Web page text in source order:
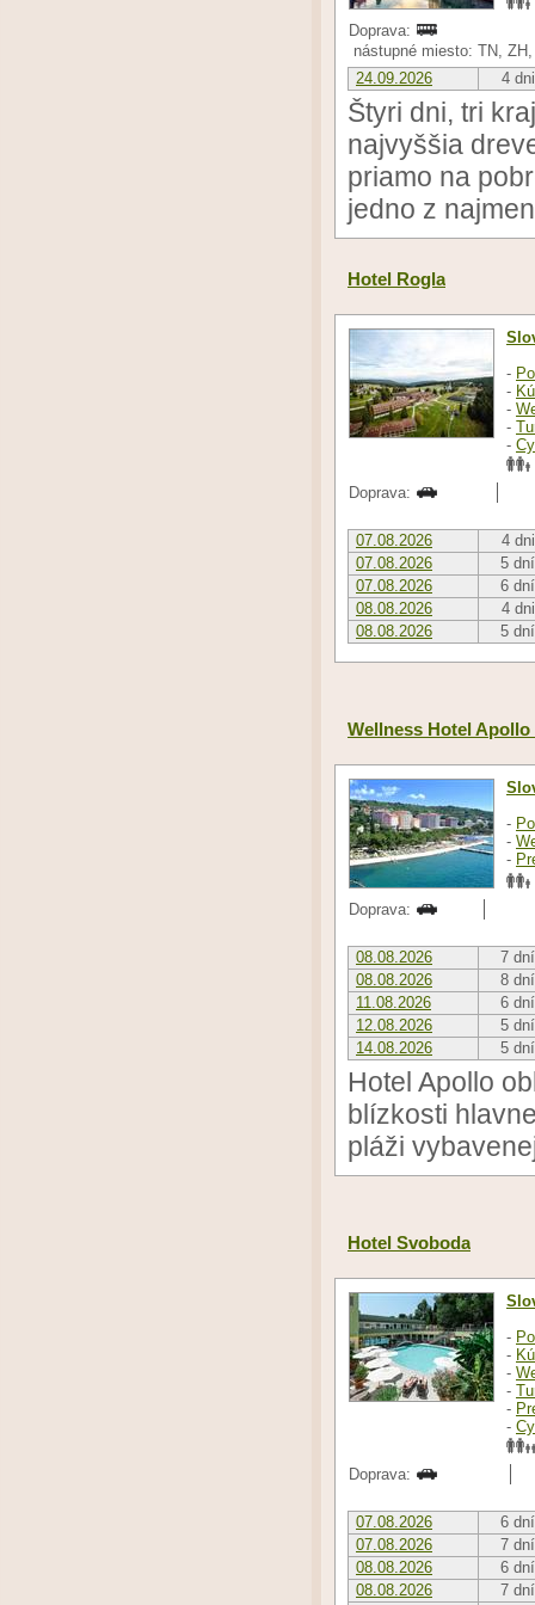
Doprava:
nástupné miesto: TN,
24.09.2026
4 dni
Štyri dni, tri
najvyššia
priamo na
jedno z
Hotel Rogla
-
-
-
-
-
Doprava:
07.08.2026
4 dni
07.08.2026
5 dní
07.08.2026
6 dní
08.08.2026
4 dni
08.08.2026
5 dní
Wellness Hotel
-
-
-
Doprava:
08.08.2026
7 dní
08.08.2026
8 dní
11.08.2026
6 dní
12.08.2026
5 dní
14.08.2026
5 dní
Hotel Apollo
blízkosti
pláži
Hotel Svoboda
-
-
-
-
-
-
Doprava:
07.08.2026
6 dní
07.08.2026
7 dní
08.08.2026
6 dní
08.08.2026
7 dní